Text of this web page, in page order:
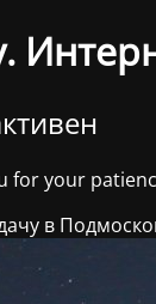
for your
в